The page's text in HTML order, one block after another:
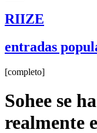
RIIZE
entradas
[completo]
Sohee se
realmente